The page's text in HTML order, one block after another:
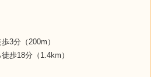
3分（200m）
歩18分（1.4km）